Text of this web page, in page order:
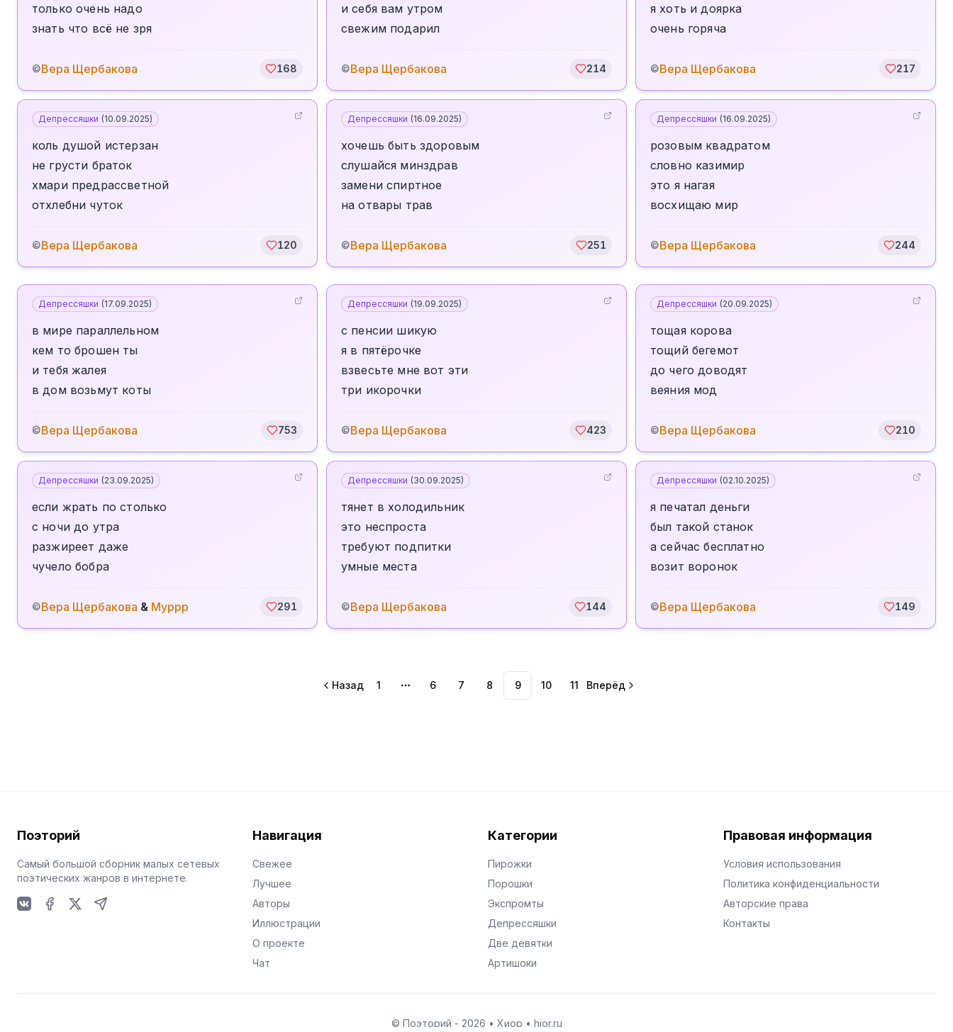
только очень надо
знать что всё не зря
©Вера Щербакова 168
и себя вам утром
свежим подарил
©Вера Щербакова 214
я хоть и доярка
очень горяча
©Вера Щербакова 217
Депрессяшки (10.09.2025)
коль душой истерзан
не грусти браток
хмари предрассветной
отхлебни чуток
©Вера Щербакова 120
Депрессяшки (16.09.2025)
хочешь быть здоровым
слушайся минздрав
замени спиртное
на отвары трав
©Вера Щербакова 251
Депрессяшки (16.09.2025)
розовым квадратом
словно казимир
это я нагая
восхищаю мир
©Вера Щербакова 244
Депрессяшки (17.09.2025)
в мире параллельном
кем то брошен ты
и тебя жалея
в дом возьмут коты
©Вера Щербакова 753
Депрессяшки (19.09.2025)
с пенсии шикую
я в пятёрочке
взвесьте мне вот эти
три икорочки
©Вера Щербакова 423
Депрессяшки (20.09.2025)
тощая корова
тощий бегемот
до чего доводят
веяния мод
©Вера Щербакова 210
Депрессяшки (23.09.2025)
если жрать по столько
с ночи до утра
разжиреет даже
чучело бобра
©Вера Щербакова & Муррр 291
Депрессяшки (30.09.2025)
тянет в холодильник
это неспроста
требуют подпитки
умные места
©Вера Щербакова 144
Депрессяшки (02.10.2025)
я печатал деньги
был такой станок
а сейчас бесплатно
возит воронок
©Вера Щербакова 149
Назад 1
More pages
6 7 8 9 10 11 Вперёд
Поэторий
Самый большой сборник малых сетевых
поэтических жанров в интернете.
Навигация
Свежее
Лучшее
Авторы
Иллюстрации
О проекте
Чат
Категории
Пирожки
Порошки
Экспромты
Депрессяшки
Две девятки
Артишоки
Правовая информация
Условия использования
Политика конфиденциальности
Авторские права
Контакты
© Поэторий - 2026 • Хиор • hior.ru